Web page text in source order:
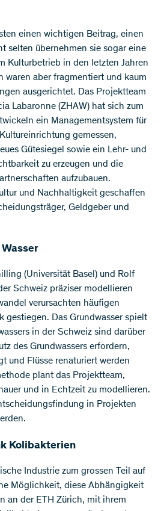
einen wichtigen Beitrag, einen
selten übernehmen sie sogar eine
Kulturbetrieb in den letzten Jahren
waren aber fragmentiert und kaum
ausgerichtet. Das Projektteam
Labaronne (ZHAW) hat sich zum
ein Managementsystem für
gemessen,
Gütesiegel sowie ein Lehr- und
zu erzeugen und die
aufzubauen.
und Nachhaltigkeit geschaffen
Geldgeber und
(Universität Basel) und Rolf
Schweiz präziser modellieren
verursachten häufigen
gestiegen. Das Grundwasser spielt
in der Schweiz sind darüber
des Grundwassers erfordern,
und Flüsse renaturiert werden
plant das Projektteam,
und in Echtzeit zu modellieren.
in Projekten
Kolibakterien
Industrie zum grossen Teil auf
Möglichkeit, diese Abhängigkeit
an der ETH Zürich, mit ihrem